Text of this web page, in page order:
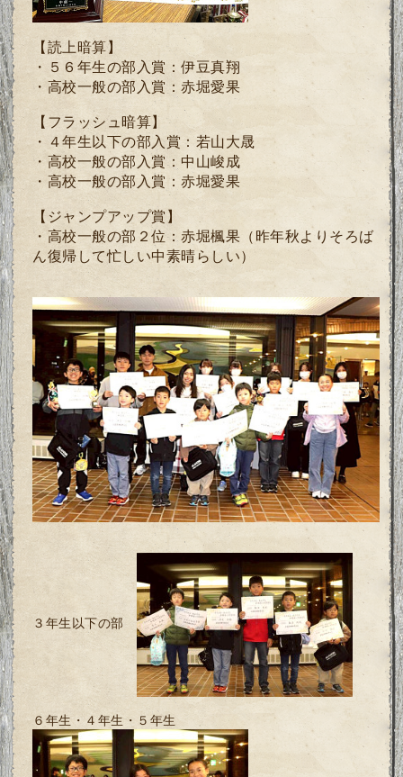
【読上暗算】
・５６年生の部入賞：伊豆真翔
・高校一般の部入賞：赤堀愛果
【フラッシュ暗算】
・４年生以下の部入賞：若山大晟
・高校一般の部入賞：中山峻成
・高校一般の部入賞：赤堀愛果
【ジャンプアップ賞】
・高校一般の部２位：赤堀楓果（昨年秋よりそろば
ん復帰して忙しい中素晴らしい）
３年生以下の部
６年生・４年生・５年生